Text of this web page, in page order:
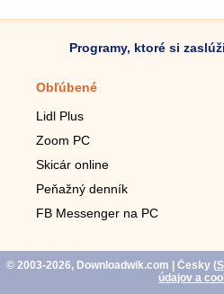
Programy, ktoré si
Obľúbené
Lidl Plus
Zoom PC
Skicár online
Peňažný denník
FB Messenger na PC
© 2003-2026, Downloadwik.com | Česky (
údajov a